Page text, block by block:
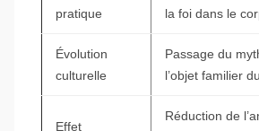
pratique
la foi dans le
Évolution
culturelle
Passage du
l’objet familier
Effet
Réduction de